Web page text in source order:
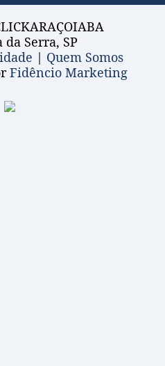
Serra, SP
| Quem Somos
Fidêncio Marketing